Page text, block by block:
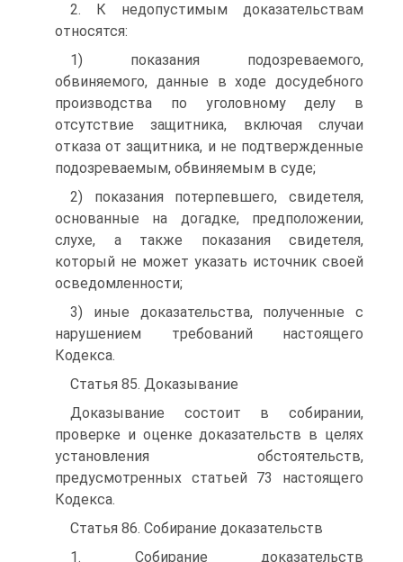
2. К недопустимым доказательствам
относятся:
1) показания подозреваемого,
обвиняемого, данные в ходе досудебного
производства по уголовному делу в
отсутствие защитника, включая случаи
отказа от защитника, и не подтвержденные
подозреваемым, обвиняемым в суде;
2) показания потерпевшего, свидетеля,
основанные на догадке, предположении,
слухе, а также показания свидетеля,
который не может указать источник своей
осведомленности;
3) иные доказательства, полученные с
нарушением требований настоящего
Кодекса.
Статья 85. Доказывание
Доказывание состоит в собирании,
проверке и оценке доказательств в целях
установления обстоятельств,
предусмотренных статьей 73 настоящего
Кодекса.
Статья 86. Собирание доказательств
1. Собирание доказательств